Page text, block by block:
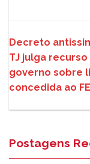
Decreto
TJ julga recurso
governo sobre
concedida ao
Postagens